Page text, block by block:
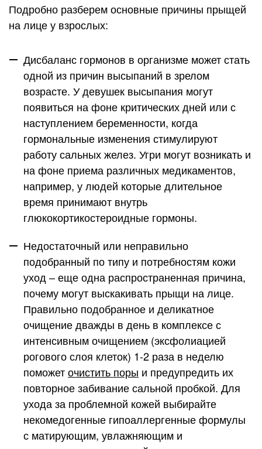
Подробно разберем основные причины прыщей
на лице у взрослых:
Дисбаланс гормонов в организме может стать
одной из причин высыпаний в зрелом
возрасте. У девушек высыпания могут
появиться на фоне критических дней или с
наступлением беременности, когда
гормональные изменения стимулируют
работу сальных желез. Угри могут возникать и
на фоне приема различных медикаментов,
например, у людей которые длительное
время принимают внутрь
глюкокортикостероидные гормоны.
Недостаточный или неправильно
подобранный по типу и потребностям кожи
уход– еще одна распространенная причина,
почему могут выскакивать прыщи на лице.
Правильно подобранное и деликатное
очищение дважды в день в комплексе с
интенсивным очищением (эксфолиацией
рогового слоя клеток) 1-2 раза в неделю
поможеточистить поры и предупредить их
повторное забивание сальной пробкой. Для
ухода за проблемной кожей выбирайте
некомедогенные гипоаллергенные формулы
с матирующим, увлажняющим и